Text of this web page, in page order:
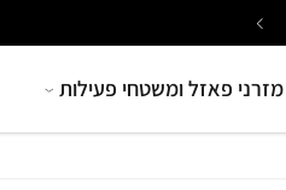
מזרני פאזל ומשטחי פעילות